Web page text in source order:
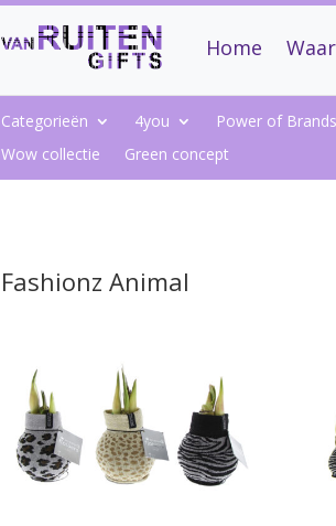
Home
Categorieën 4you Power of Brands
Wow collectie
Green concept
Fashionz Animal